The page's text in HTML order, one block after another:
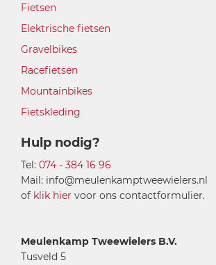
Fietsen
Elektrische fietsen
Gravelbikes
Racefietsen
Mountainbikes
Fietskleding
Hulp nodig?
Tel: 074 - 384 16 96
Mail: info@meulenkamptweewielers.nl
of klik hier voor ons contactformulier.
Meulenkamp Tweewielers B.V.
Tusveld 5